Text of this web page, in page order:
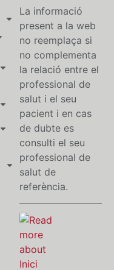
La informació
present a la web
no reemplaça si
no complementa
la relació entre el
professional de
salut i el seu
pacient i en cas
de dubte es
consulti el seu
professional de
salut de
referència.